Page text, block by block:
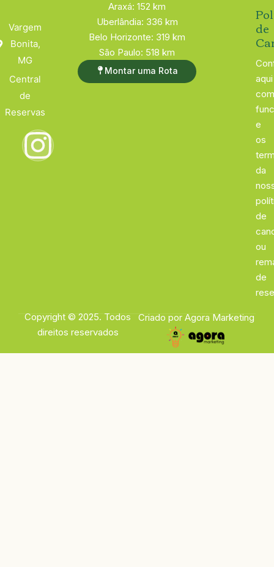
Vargem
Bonita,
MG
Central
de
Reservas
Araxá: 152 km
Uberlândia: 336 km
Belo Horizonte: 319 km
São Paulo: 518 km
Montar uma Rota
de
aqui
e
os
da
de
ou
de
Copyright © 2025. Todos
direitos reservados
Criado por Agora Marketing